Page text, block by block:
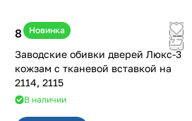
Новинка
8 450 ₽
Заводские обивки дверей Люкс-3
кожзам с тканевой вставкой на
2114, 2115
В наличии